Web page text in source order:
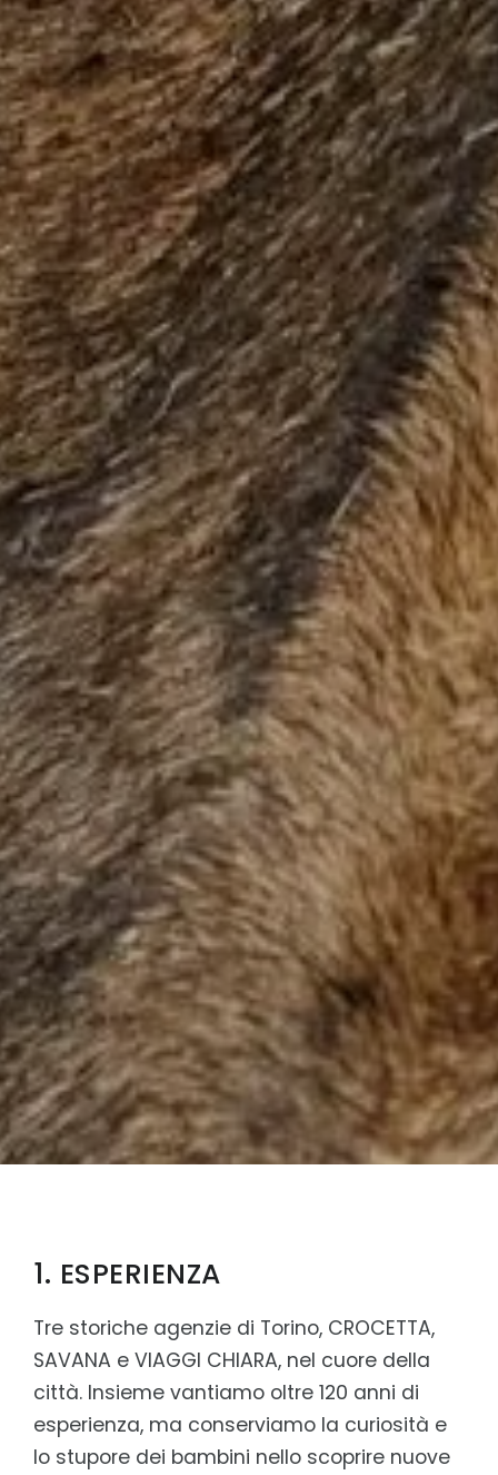
1. ESPERIENZA
Tre storiche agenzie di Torino, CROCETTA,
SAVANA e VIAGGI CHIARA, nel cuore della
città. Insieme vantiamo oltre 120 anni di
esperienza, ma conserviamo la curiosità e
lo stupore dei bambini nello scoprire nuove